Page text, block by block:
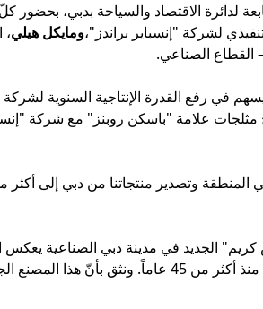
لدائرة الاقتصاد والسياحة بدبي، بحضور
لشركة "إنسباير براندز"،ومايكل هيلي،
القطاع الصناعي.
المتحدة، حيث سيسهم في رفع القدرة الإنتاجية السنوية
مثلجات علامة "باسكن روبنز" مع شركة
الجديد في مدينة دبي الصناعية يعكس
الراسخ بتوسيع نطاق نموّها على مستوى المنطقة. وقال: "تملك علامة "باسكن روبنز" مكانة بارزة في سوق دبي، حيث تتواجد فيها منذ